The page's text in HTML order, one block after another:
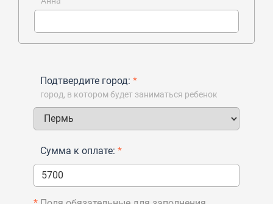
Подтвердите город: *
город, в котором будет заниматься ребенок
Сумма к оплате: *